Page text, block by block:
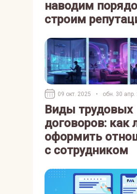
наводим
строим
09 окт. 2025 • обн. 30 апр.
Виды трудовых
договоров: как
оформить
с сотрудником